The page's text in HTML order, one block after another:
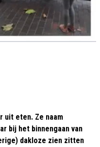
uit eten. Ze naam
bij het binnengaan van
dakloze zien zitten